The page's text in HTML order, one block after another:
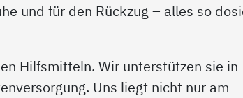
und für den Rückzug – alles so
Hilfsmitteln. Wir unterstützen sie in
Uns liegt nicht nur am